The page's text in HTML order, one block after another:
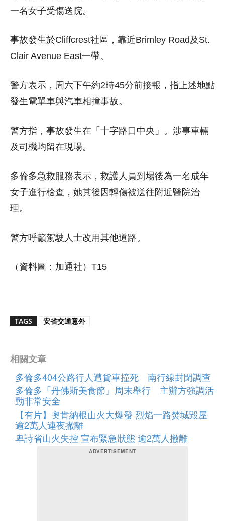
一名女子受傷送院。
事故發生於Cliffcrest社區，靠近Brimley Road及St.
Clair Avenue East一帶。
警方表示，周六下午約2時45分前接報，指上述地點
發生電單車與汽車相撞事故。
警方指，事故發生在「十字路口中央」。涉事車輛
及司機均留在現場。
多倫多急救服務表示，救護人員到場後為一名成年
女子進行檢查，她其後因輕傷被送往附近醫院治
理。
警方呼籲駕駛人士改用其他道路。
（資料圖：加通社）T15
TAGS 安省交通意外
相關文章
多倫多404公路行人遭貨車撞死 南行線封閉調查
多倫多「丹佛斯美食節」周末舉行 主辦方強調活
動非常安全
【有片】奧肯納根山火大爆發 烈焰一路焚城毀屋
逾2萬人連夜撤離
卑詩省山火失控 宣布緊急狀態 逾2萬人撤離